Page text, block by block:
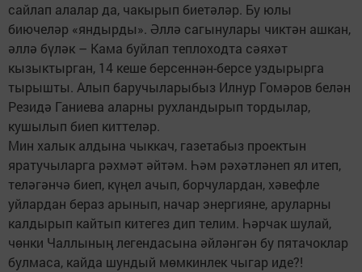
сайлап алалар да, чакырып биетәләр. Бу юлы
биючеләр «яндырды». Әллә сагынулары чиктән ашкан,
әллә бүләк – Кама буйлап теплоходта сәяхәт
кызыктырган, 14 кеше берсеннән-берсе уздырырга
тырышты. Алып баручыларыбыз Илнур Гомәров белән
Резидә Ганиева аларны рухландырып тордылар,
кушылып биеп киттеләр.
Мин халык алдына чыккач, газетабыз проектын
яратучыларга рәхмәт әйтәм. Һәм рәхәтләнеп ял итеп,
теләгәнчә биеп, күңел ачып, борчулардан, хәвефле
уйлардан бераз арынып, начар энергияне, аруларны
калдырып кайтып китегез дип телим. Һәрчак шулай,
чөнки Чаллының легендасына әйләнгән бу пятачоклар
булмаса, кайда шундый мөмкинлек чыгар иде?!